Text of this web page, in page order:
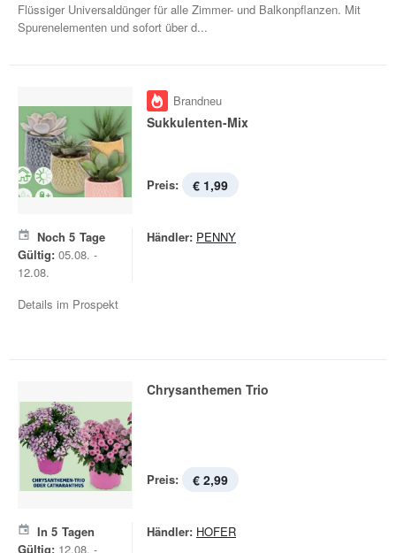
Flüssiger Universaldünger für alle Zimmer- und Balkonpflanzen. Mit
Spurenelementen und sofort über d...
Brandneu
Sukkulenten-Mix
Preis: € 1,99
Noch 5 Tage
Gültig: 05.08. -
12.08.
Händler: PENNY
Details im Prospekt
Chrysanthemen Trio
Preis: € 2,99
In 5 Tagen
Gültig: 12.08. -
Händler: HOFER